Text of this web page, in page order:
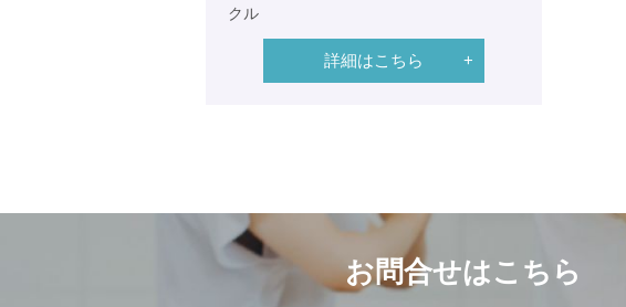
クル
詳細はこちら
お問合せはこちら